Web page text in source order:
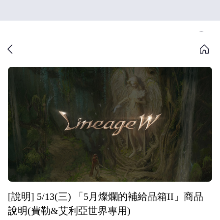
[說明] 5/13(三) 「5月燦爛的補給品箱II」商品
說明(費勒&艾利亞世界專用)